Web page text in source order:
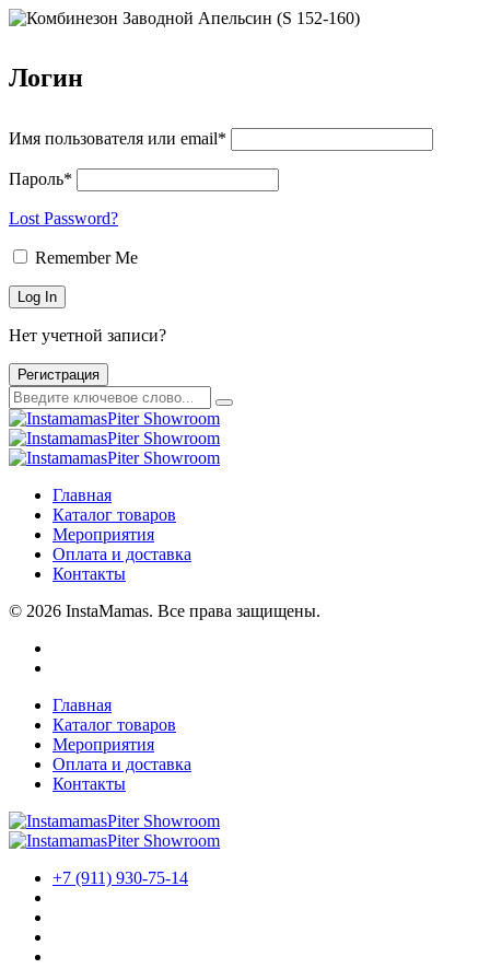
Логин
Имя пользователя или email*
Пароль*
Lost Password?
Remember Me
Нет учетной записи?
Регистрация
Главная
Каталог товаров
Мероприятия
Оплата и доставка
Контакты
© 2026 InstaMamas. Все права защищены.
Главная
Каталог товаров
Мероприятия
Оплата и доставка
Контакты
+7 (911) 930-75-14